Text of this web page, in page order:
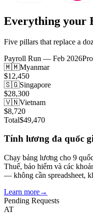
Everything your
Five pillars that replace a
Payroll Run — Feb 2026
🇲🇲Myanmar
$12,450
🇸🇬Singapore
$28,300
🇻🇳Vietnam
$8,720
Total$49,470
Tính lương đa quốc
Chạy bảng lương cho 9
Thuế, bảo hiểm và các
— không cần spreadsheet,
Learn more→
Pending Requests
AT